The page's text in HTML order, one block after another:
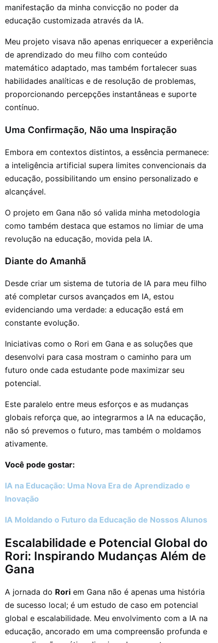
manifestação da minha convicção no poder da
educação customizada através da IA.
Meu projeto visava não apenas enriquecer a experiência
de aprendizado do meu filho com conteúdo
matemático adaptado, mas também fortalecer suas
habilidades analíticas e de resolução de problemas,
proporcionando percepções instantâneas e suporte
contínuo.
Uma Confirmação, Não uma Inspiração
Embora em contextos distintos, a essência permanece:
a inteligência artificial supera limites convencionais da
educação, possibilitando um ensino personalizado e
alcançável.
O projeto em Gana não só valida minha metodologia
como também destaca que estamos no limiar de uma
revolução na educação, movida pela IA.
Diante do Amanhã
Desde criar um sistema de tutoria de IA para meu filho
até completar cursos avançados em IA, estou
evidenciando uma verdade: a educação está em
constante evolução.
Iniciativas como o Rori em Gana e as soluções que
desenvolvi para casa mostram o caminho para um
futuro onde cada estudante pode maximizar seu
potencial.
Este paralelo entre meus esforços e as mudanças
globais reforça que, ao integrarmos a IA na educação,
não só prevemos o futuro, mas também o moldamos
ativamente.
Você pode gostar:
IA na Educação: Uma Nova Era de Aprendizado e
Inovação
IA Moldando o Futuro da Educação de Nossos Alunos
Escalabilidade e Potencial Global do
Rori: Inspirando Mudanças Além de
Gana
A jornada do Rori em Gana não é apenas uma história
de sucesso local; é um estudo de caso em potencial
global e escalabilidade. Meu envolvimento com a IA na
educação, ancorado em uma compreensão profunda e